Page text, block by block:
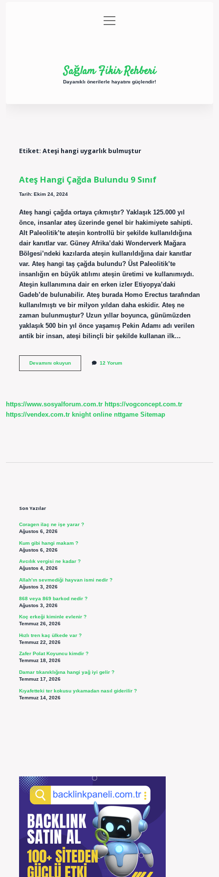
Gizlilik Politikası
menüyü
aç
Sağlam Fikir Rehberi
Dayanıklı önerilerle hayatını güçlendir!
Etiket: Ateşi hangi uygarlık bulmuştur
Ateş Hangi Çağda Bulundu 9 Sınıf
Tarih: Ekim 24, 2024
Ateş hangi çağda ortaya çıkmıştır? Yaklaşık 125.000 yıl
önce, insanlar ateş üzerinde genel bir hakimiyete sahipti.
Alt Paleolitik’te ateşin kontrollü bir şekilde kullanıldığına
dair kanıtlar var. Güney Afrika’daki Wonderverk Mağara
Bölgesi’ndeki kazılarda ateşin kullanıldığına dair kanıtlar
var. Ateş hangi taş çağda bulundu? Üst Paleolitik’te
insanlığın en büyük atılımı ateşin üretimi ve kullanımıydı.
Ateşin kullanımına dair en erken izler Etiyopya’daki
Gadeb’de bulunabilir. Ateş burada Homo Erectus tarafından
kullanılmıştı ve bir milyon yıldan daha eskidir. Ateş ne
zaman bulunmuştur? Uzun yıllar boyunca, günümüzden
yaklaşık 500 bin yıl önce yaşamış Pekin Adamı adı verilen
antik bir insan, ateşi bilinçli bir şekilde kullanan ilk…
Devamını okuyunAteş
12 Yorum
https://www.sosyalforum.com.tr https://vogconcept.com.tr
https://vendex.com.tr knight online nttgame Sitemap
Son Yazılar
Coragen ilaç ne işe yarar ?
Ağustos 6, 2026
Kum gibi hangi makam ?
Ağustos 6, 2026
Avcılık vergisi ne kadar ?
Ağustos 4, 2026
Allah’ın sevmediği hayvan ismi nedir ?
Ağustos 3, 2026
868 veya 869 barkod nedir ?
Ağustos 3, 2026
Koç erkeği kiminle evlenir ?
Temmuz 26, 2026
Hızlı tren kaç ülkede var ?
Temmuz 22, 2026
Zafer Polat Koyuncu kimdir ?
Temmuz 18, 2026
Damar tıkanıklığına hangi yağ iyi gelir ?
Temmuz 17, 2026
Kıyafetteki ter kokusu yıkamadan nasıl giderilir ?
Temmuz 14, 2026